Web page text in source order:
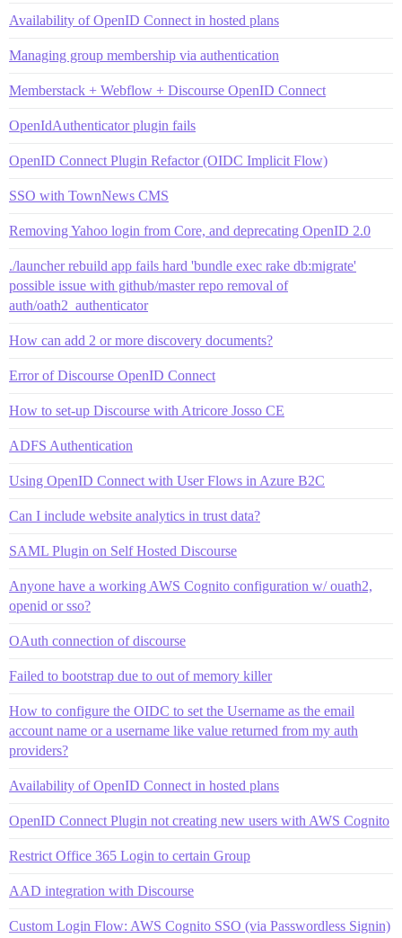
Availability of OpenID Connect in hosted plans
Managing group membership via authentication
Memberstack + Webflow + Discourse OpenID Connect
OpenIdAuthenticator plugin fails
OpenID Connect Plugin Refactor (OIDC Implicit Flow)
SSO with TownNews CMS
Removing Yahoo login from Core, and deprecating OpenID 2.0
./launcher rebuild app fails hard 'bundle exec rake db:migrate'
possible issue with github/master repo removal of
auth/oath2_authenticator
How can add 2 or more discovery documents?
Error of Discourse OpenID Connect
How to set-up Discourse with Atricore Josso CE
ADFS Authentication
Using OpenID Connect with User Flows in Azure B2C
Can I include website analytics in trust data?
SAML Plugin on Self Hosted Discourse
Anyone have a working AWS Cognito configuration w/ ouath2,
openid or sso?
OAuth connection of discourse
Failed to bootstrap due to out of memory killer
How to configure the OIDC to set the Username as the email
account name or a username like value returned from my auth
providers?
Availability of OpenID Connect in hosted plans
OpenID Connect Plugin not creating new users with AWS Cognito
Restrict Office 365 Login to certain Group
AAD integration with Discourse
Custom Login Flow: AWS Cognito SSO (via Passwordless Signin)